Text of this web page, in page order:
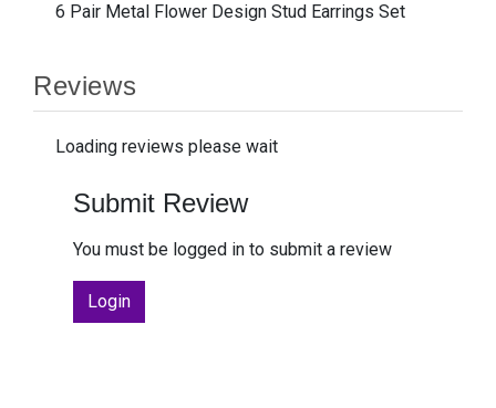
6 Pair Metal Flower Design Stud Earrings Set
Reviews
Loading reviews please wait
Submit Review
You must be logged in to submit a review
Login